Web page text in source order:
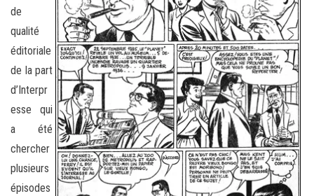
de
qualité
éditoriale
de la part
d’Interpr
esse qui
a été
chercher
plusieurs
épisodes